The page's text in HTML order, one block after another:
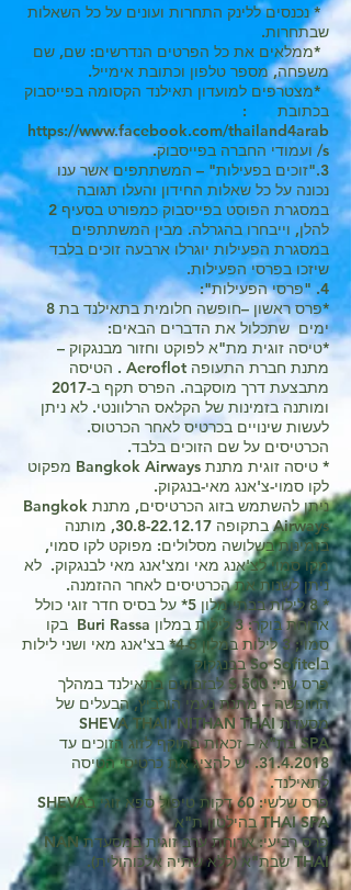
* נכנסים ללינק התחרות ועונים על כל השאלות
שבתחרות.
*ממלאים את כל הפרטים הנדרשים: שם, שם
משפחה, מספר טלפון וכתובת אימייל.
*מצטרפים למועדון תאילנד הקסומה בפייסבוק
בכתובת :
https://www.facebook.com/thailand4arab
s/ ועמודי החברה בפייסבוק.
3."זוכים בפעילות" – המשתתפים אשר ענו
נכונה על כל שאלות החידון והעלו תגובה
במסגרת הפוסט בפייסבוק כמפורט בסעיף 2
להלן, וייבחרו בהגרלה. מבין המשתתפים
במסגרת הפעילות יוגרלו ארבעה זוכים בלבד
שיזכו בפרסי הפעילות.
4. "פרסי הפעילות":
*פרס ראשון –חופשה חלומית בתאילנד בת 8
ימים שתכלול את הדברים הבאים:
*טיסה זוגית מת"א לפוקט וחזור מבנגקוק –
מתנת חברת התעופה Aeroflot . הטיסה
מתבצעת דרך מוסקבה. הפרס תקף ב-2017
ומותנה בזמינות של הקלאס הרלוונטי. לא ניתן
לעשות שינויים בכרטיס לאחר הכרטוס.
הכרטיסים על שם הזוכים בלבד.
* טיסה זוגית מתנת Bangkok Airways מפקוט
לקו סמוי-צ'אנג מאי-בנגקוק.
ניתן להשתמש בזוג הכרטיסים, מתנת Bangkok
Airways בתקופה
30.8-22.12.17, מותנה
בזמינות בשלושה מסלולים: מפוקט לקו סמוי,
מקו סמוי לצ'אנג מאי ומצ'אנג מאי לבנגקוק. לא
ניתן לשנות את הכרטיסים לאחר ההזמנה.
* 8 לילות בבתי מלון 5* על בסיס חדר זוגי כולל
ארוחת בוקר: 3 לילות במלון Buri Rassa בקו
סמוי; 3 לילות במלון 4-5* בצ'אנג מאי ושני לילות
בSo Sofitel בבנגקוק
פרס שני: 500 $ לבזבוזים בתאילנד במהלך
החופשה – מתנת נעמי הורביץ, הבעלים של
מסעדת NITHAN THAI וSHEVA THAI
SPA בת"א – זכאות בתוקף לזוג הזוכים עד
31.4.2018. יש להציג את כרטיסי הטיסה
לתאילנד.
פרס שלשי: 60 דקות טיפול ספא זוגי בSHEVA
THAI SPA בהילטון ת"א
פרס רביעי: ארוחת ערב זוגית במסעדת NAN
THAI שבת"א (ללא שתיה אלכוהולית).